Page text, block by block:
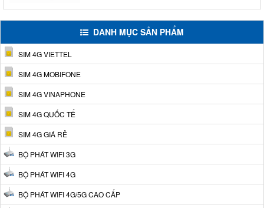
DANH MỤC SẢN PHẨM
SIM 4G VIETTEL
SIM 4G MOBIFONE
SIM 4G VINAPHONE
SIM 4G QUỐC TẾ
SIM 4G GIÁ RẺ
BỘ PHÁT WIFI 3G
BỘ PHÁT WIFI 4G
BỘ PHÁT WIFI 4G/5G CAO CẤP